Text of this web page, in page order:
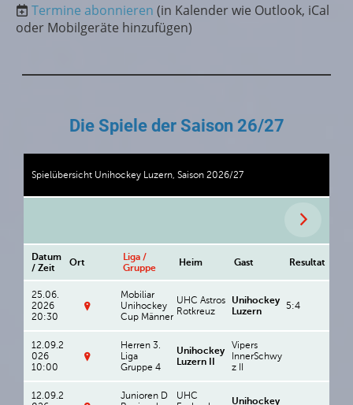
Termine abonnieren (in Kalender wie Outlook, iCal
oder Mobilgeräte hinzufügen)
Die Spiele der Saison 26/27